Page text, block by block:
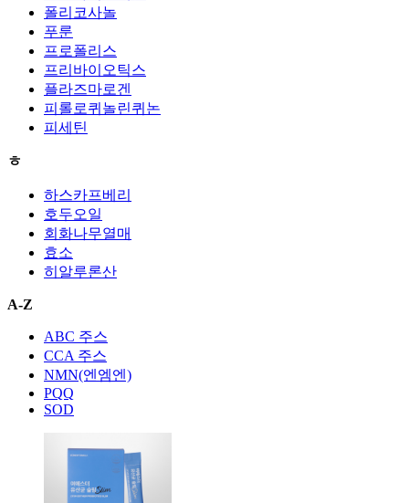
폴리코사놀
푸룬
프로폴리스
프리바이오틱스
플라즈마로겐
피롤로퀴놀린퀴논
피세틴
ㅎ
하스카프베리
호두오일
회화나무열매
효소
히알루론산
A-Z
ABC 주스
CCA 주스
NMN(엔엠엔)
PQQ
SOD